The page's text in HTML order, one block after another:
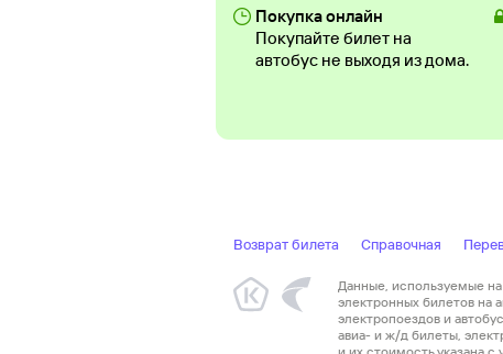
Покупка онлайн
Покупайте билет на
автобус не выходя из дома.
Возврат билета Справочная
Данные, используемые на
электронных билетов на
электропоездов и
авиа- и ж/д билеты,